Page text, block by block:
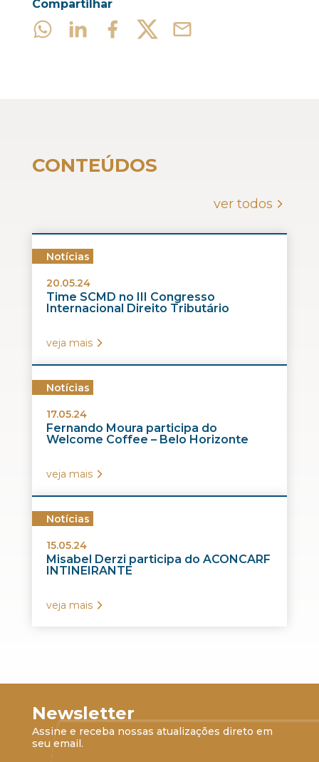
Compartilhar
CONTEÚDOS
ver todos
Notícias
20.05.24
Time SCMD no III Congresso
Internacional Direito Tributário
veja mais
Notícias
17.05.24
Fernando Moura participa do
Welcome Coffee – Belo Horizonte
veja mais
Notícias
15.05.24
Misabel Derzi participa do ACONCARF
INTINEIRANTE
veja mais
Newsletter
Assine e receba nossas atualizações direto em
seu email.